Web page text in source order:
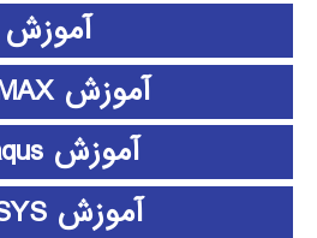
آموزش
آموزش 3D MAX
آموزش abaqus
آموزش ANSYS